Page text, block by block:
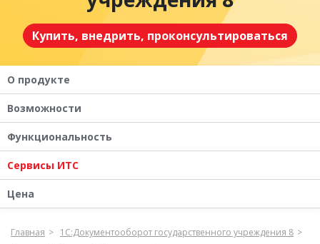
Купить, внедрить, проконсультироваться
О продукте
Возможности
Функциональность
Сервисы ИТС
Цена
Главная
1С:Документооборот государственного учреждения 8